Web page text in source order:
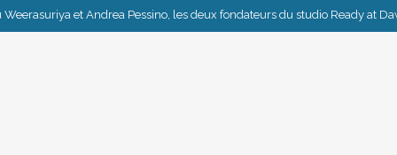
Weerasuriya et Andrea Pessino, les deux fondateurs du studio Ready at